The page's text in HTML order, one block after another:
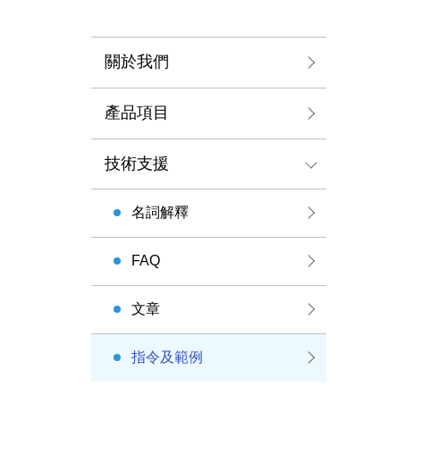
關於我們
產品項目
技術支援
名詞解釋
FAQ
文章
指令及範例